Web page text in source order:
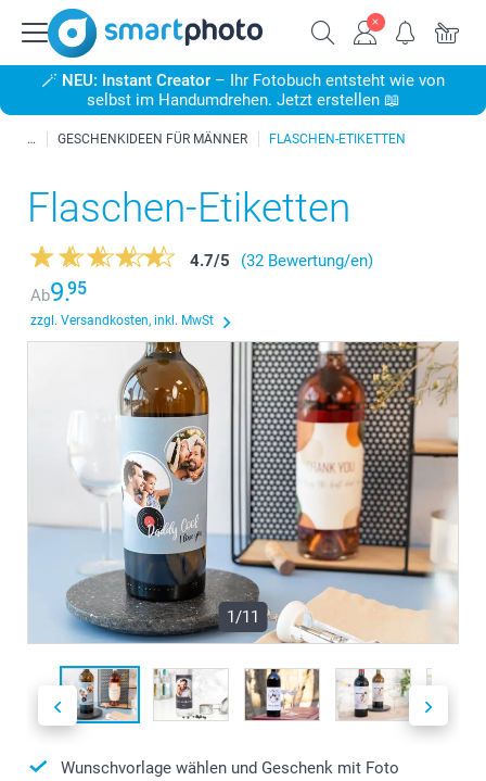
🪄 NEU: Instant Creator – Ihr Fotobuch entsteht wie von
selbst im Handumdrehen. Jetzt erstellen 📖
GESCHENKIDEEN FÜR MÄNNER FLASCHEN-ETIKETTEN
Flaschen-Etiketten
4.7/5
(32 Bewertung/en)
Ab9.95
zzgl. Versandkosten, inkl. MwSt
1/11
Wunschvorlage wählen und Geschenk mit Foto